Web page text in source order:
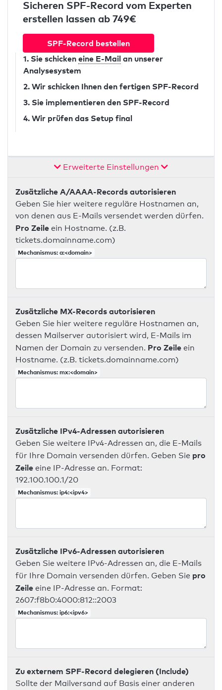
Sicheren SPF-Record vom Experten
erstellen lassen ab 749€
SPF-Record bestellen
1. Sie schicken eine E-Mail an unserer
Analysesystem
2. Wir schicken Ihnen den fertigen SPF-Record
3. Sie implementieren den SPF-Record
4. Wir prüfen das Setup final
Erweiterte Einstellungen
Zusätzliche A/AAAA-Records autorisieren
Geben Sie hier weitere reguläre Hostnamen an,
von denen aus E-Mails versendet werden dürfen.
Pro Zeile ein Hostname. (z.B.
tickets.domainname.com)
Mechanismus: a:<domain>
Zusätzliche MX-Records autorisieren
Geben Sie hier weitere reguläre Hostnamen an,
dessen Mailserver autorisiert wird, E-Mails im
Namen der Domain zu versenden. Pro Zeile ein
Hostname. (z.B. tickets.domainname.com)
Mechanismus: mx:<domain>
Zusätzliche IPv4-Adressen autorisieren
Geben Sie weitere IPv4-Adressen an, die E-Mails
für Ihre Domain versenden dürfen. Geben Sie pro
Zeile eine IP-Adresse an. Format:
192.100.100.1/20
Mechanismus: ip4:<ipv4>
Zusätzliche IPv6-Adressen autorisieren
Geben Sie weitere IPv6-Adressen an, die E-Mails
für Ihre Domain versenden dürfen. Geben Sie pro
Zeile eine IP-Adresse an. Format:
2607:f8b0:4000:812::2003
Mechanismus: ip6:<ipv6>
Zu externem SPF-Record delegieren (Include)
Sollte der Mailversand auf Basis einer anderen